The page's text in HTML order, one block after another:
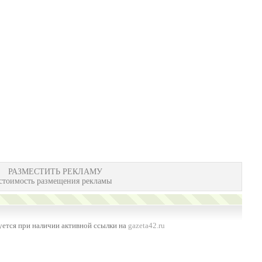
РАЗМЕСТИТЬ РЕКЛАМУ
размещения рекламы
при наличии активной ссылки на gazeta42.ru